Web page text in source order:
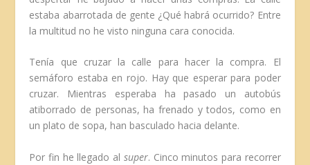
estaba abarrotada de gente ¿Qué habrá ocurrido? Entre
la multitud no he visto ninguna cara conocida.
Tenía que cruzar la calle para hacer la compra. El
semáforo estaba en rojo. Hay que esperar para poder
cruzar. Mientras esperaba ha pasado un autobús
atiborrado de personas, ha frenado y todos, como en
un plato de sopa, han basculado hacia delante.
Por fin he llegado al super. Cinco minutos para recorrer